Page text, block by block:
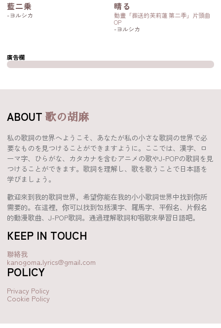
藍二乗
-ヨルシカ
晴る
動畫「葬送的芙莉蓮 第二季」片頭曲
OP
-ヨルシカ
廣告欄
ABOUT歌の胡麻
私の歌詞の世界へようこそ、あなたが私の小さな歌詞の世界で必
要なものを見つけることができますように。ここでは、漢字、ロ
ーマ字、ひらがな、カタカナを含むアニメの歌やJ-POPの歌詞を見
つけることができます。歌詞を理解し、歌を歌うことで日本語を
学びましょう。
歡迎來到我的歌詞世界，希望你能在我的小小歌詞世界中找到你所
需要的。在這裡，你可以找到包括漢字、羅馬字、平假名、片假名
的動漫歌曲、J-POP歌詞。通過理解歌詞和唱歌來學習日語吧。
KEEP IN TOUCH
聯絡我
kanogoma.lyrics@gmail.com
POLICY
Privacy Policy
Cookie Policy